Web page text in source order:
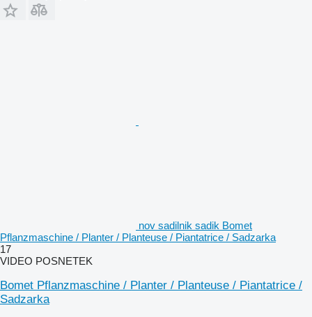
nov sadilnik sadik Bomet
Pflanzmaschine / Planter / Planteuse / Piantatrice / Sadzarka
17
VIDEO POSNETEK
Bomet Pflanzmaschine / Planter / Planteuse / Piantatrice /
Sadzarka